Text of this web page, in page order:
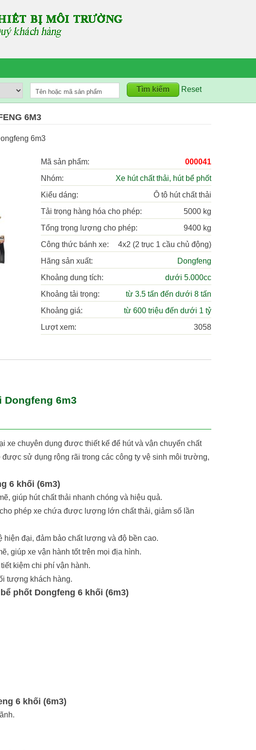
Reset
6M3
6m3
Mã sản phẩm:
000041
Nhóm:
Xe hút chất thải, hút bể phốt
Kiểu dáng:
Ô tô hút chất thải
Tải trọng hàng hóa cho phép:
5000 kg
Tổng trọng lượng cho phép:
9400 kg
Công thức bánh xe:
4x2 (2 trục 1 cầu chủ động)
Hãng sản xuất:
Dongfeng
Khoảng dung tích:
dưới 5.000cc
Khoảng tải trọng:
từ 3.5 tấn đến dưới 8 tấn
Khoảng giá:
từ 600 triệu đến dưới 1 tỷ
Lượt xem:
3058
Dongfeng 6m3
xe chuyên dụng được thiết kế để hút và vận chuyển chất
sử dụng rộng rãi trong các công ty vệ sinh môi trường,
6 khối (6m3)
giúp hút chất thải nhanh chóng và hiệu quả.
phép xe chứa được lượng lớn chất thải, giảm số lần
đại, đảm bảo chất lượng và độ bền cao.
giúp xe vận hành tốt trên mọi địa hình.
kiệm chi phí vận hành.
tượng khách hàng.
phốt Dongfeng 6 khối (6m3)
6 khối (6m3)